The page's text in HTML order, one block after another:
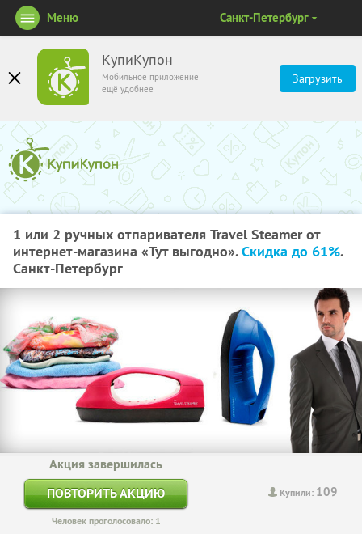
КупиКупон
Мобильное приложение
ещё удобнее
Загрузить
Меню Санкт-Петербург
1 или 2 ручных отпаривателя Travel Steamer от
интернет-магазина «Тут выгодно».Скидка до 61%.
Санкт-Петербург
Купили: 109
Акция завершилась
ПОВТОРИТЬ АКЦИЮ
Человек проголосовало: 1